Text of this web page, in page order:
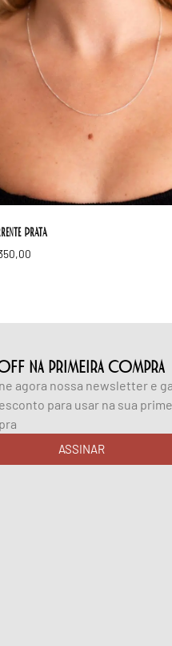
Prata
NA PRIMEIRA COMPRA
agora nossa newsletter e
para usar na sua
ASSINAR